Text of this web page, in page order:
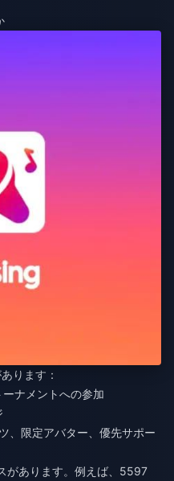
ります：
ナメントへの参加
、限定アバター、優先サポー
があります。例えば、5597